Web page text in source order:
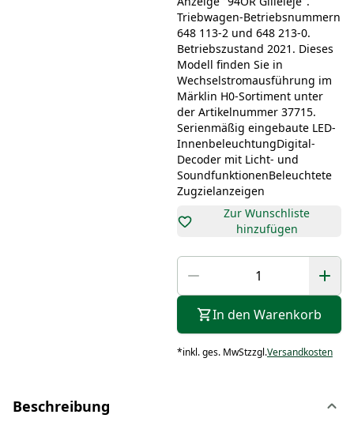
Triebwagen-Betriebsnummern
648 113-2 und 648 213-0.
Betriebszustand 2021. Dieses
Modell finden Sie in
Wechselstromausführung im
Märklin H0-Sortiment unter
der Artikelnummer 37715.
Serienmäßig eingebaute LED-
InnenbeleuchtungDigital-
Decoder mit Licht- und
SoundfunktionenBeleuchtete
Zugzielanzeigen
Zur Wunschliste
hinzufügen
In den Warenkorb
*inkl. ges. MwStzzgl.Versandkosten
Beschreibung